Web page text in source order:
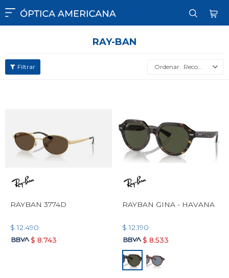

RAY-BAN
Recomendados
RAYBAN 3774D
$ 12.490
$ 8.743
RAYBAN GINA - HAVANA
$ 12.190
$ 8.533